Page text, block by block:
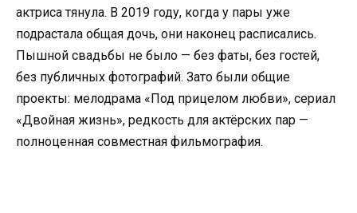
актриса тянула. В 2019 году, когда у пары уже
подрастала общая дочь, они наконец расписались.
Пышной свадьбы не было — без фаты, без гостей,
без публичных фотографий. Зато были общие
проекты: мелодрама «Под прицелом любви», сериал
«Двойная жизнь», редкость для актёрских пар —
полноценная совместная фильмография.